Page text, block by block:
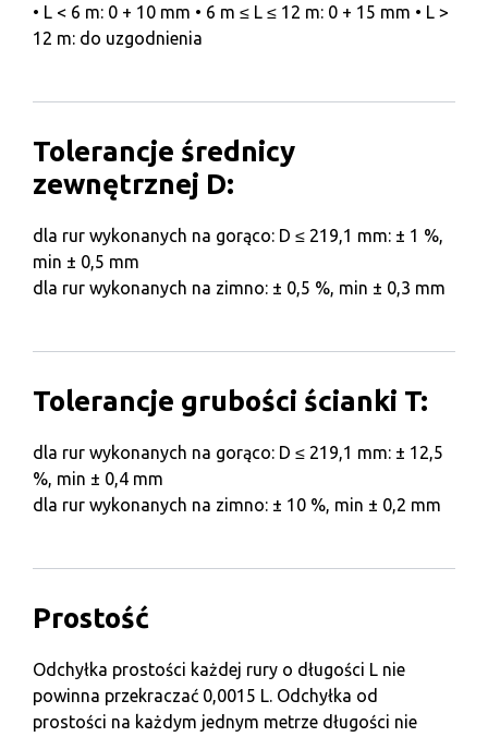
• L < 6 m: 0 + 10 mm • 6 m ≤ L ≤ 12 m: 0 + 15 mm • L >
12 m: do uzgodnienia
Tolerancje średnicy
zewnętrznej D:
dla rur wykonanych na gorąco: D ≤ 219,1 mm: ± 1 %,
min ± 0,5 mm
dla rur wykonanych na zimno: ± 0,5 %, min ± 0,3 mm
Tolerancje grubości ścianki T:
dla rur wykonanych na gorąco: D ≤ 219,1 mm: ± 12,5
%, min ± 0,4 mm
dla rur wykonanych na zimno: ± 10 %, min ± 0,2 mm
Prostość
Odchyłka prostości każdej rury o długości L nie
powinna przekraczać 0,0015 L. Odchyłka od
prostości na każdym jednym metrze długości nie